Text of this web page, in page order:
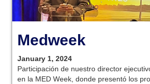
Medweek
January 1, 2024
Participación de nuestro director
en la MED Week, donde presentó los